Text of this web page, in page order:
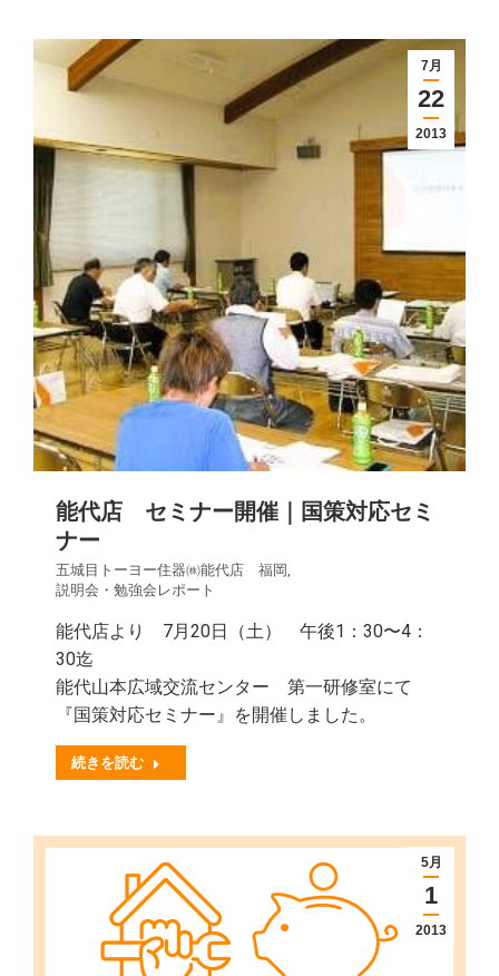
7月
22
2013
能代店 セミナー開催｜国策対応セミ
ナー
五城目トーヨー住器㈱能代店 福岡,
説明会・勉強会レポート
能代店より 7月20日（土） 午後1：30〜4：
30迄
能代山本広域交流センター 第一研修室にて
『国策対応セミナー』を開催しました。
続きを読む
5月
1
2013